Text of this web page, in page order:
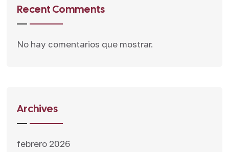
Recent Comments
No hay comentarios que mostrar.
Archives
febrero 2026